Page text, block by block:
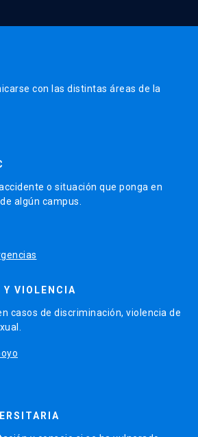
con las distintas áreas de la
o situación que ponga en
algún campus.
Y VIOLENCIA
casos de discriminación, violencia de